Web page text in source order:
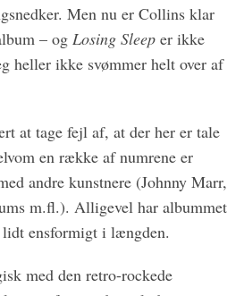
Men nu er Collins klar
– og Losing Sleeper ikke
heller ikke svømmer helt over af
at tage fejl af, at der her er tale
en række af numrene er
andre kunstnere (Johnny Marr,
m.fl.). Alligevel har albummet
ensformigt i længden.
med den retro-rockede